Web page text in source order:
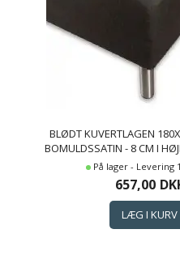
BLØDT KUVERTLAGEN
BOMULDSSATIN - 8 CM I
GRÅT LAGEN TIL
COTTON CLOUD
På lager - Levering
657,00